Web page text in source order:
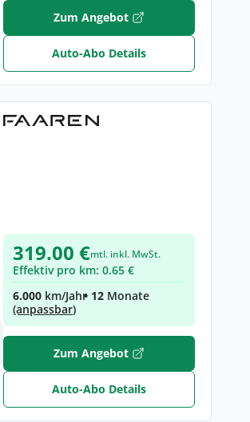
Zum Angebot
Auto-Abo Details
319.00 €mtl. inkl. MwSt.
Effektiv pro km: 0.65 €
6.000 km/Jahr• 12 Monate
(anpassbar)
Zum Angebot
Auto-Abo Details